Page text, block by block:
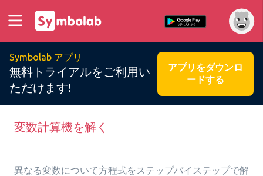
Symbolab アプリ
無料トライアルをご利用い
ただけます!
アプリをダウンロ
ードする
変数計算機を解く
異なる変数について方程式をステップバイステップで解